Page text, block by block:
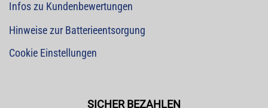
Infos zu Kundenbewertungen
Hinweise zur Batterieentsorgung
Cookie Einstellungen
SICHER BEZAHLEN